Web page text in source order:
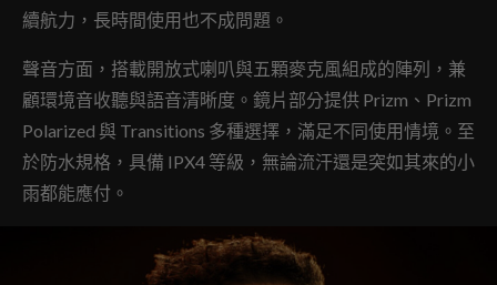
續航力，長時間使用也不成問題。
聲音方面，搭載開放式喇叭與五顆麥克風組成的陣列，兼
顧環境音收聽與語音清晰度。鏡片部分提供 Prizm、Prizm
Polarized 與 Transitions 多種選擇，滿足不同使用情境。至
於防水規格，具備 IPX4 等級，無論流汗還是突如其來的小
雨都能應付。